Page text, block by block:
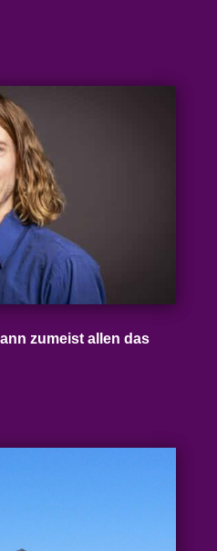
zumeist allen das